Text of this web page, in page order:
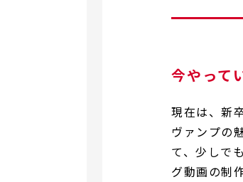
今やって
現在は、新
ヴァンプの
て、少しで
グ動画の制